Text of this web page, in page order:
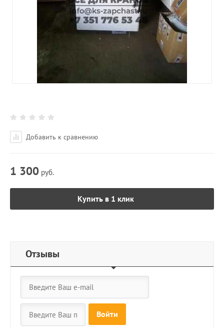
Добавить к сравнению
1 300 руб.
Купить в 1 клик
Отзывы
Войти